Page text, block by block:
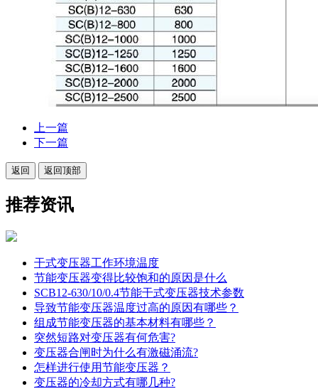
上一篇
下一篇
返回 返回顶部
推荐资讯
干式变压器工作环境温度
节能变压器变得比较饱和的原因是什么
SCB12-630/10/0.4节能干式变压器技术参数
导致节能变压器温度过高的原因有哪些？
组成节能变压器的基本材料有哪些？
突然短路对变压器有何危害?
变压器合闸时为什么有激磁涌流?
怎样进行使用节能变压器？
变压器的冷却方式有哪几种?